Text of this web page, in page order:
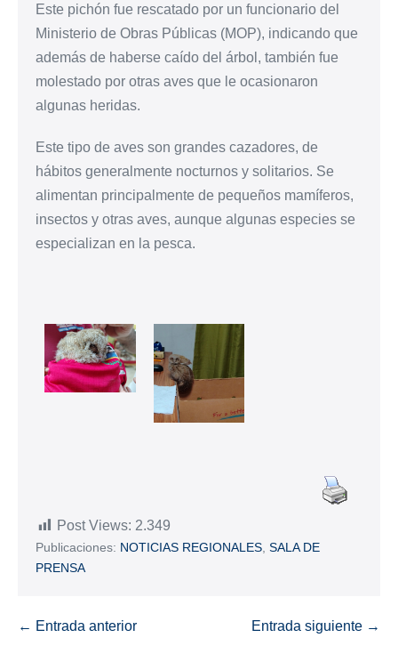
Este pichón fue rescatado por un funcionario del
Ministerio de Obras Públicas (MOP), indicando que
además de haberse caído del árbol, también fue
molestado por otras aves que le ocasionaron
algunas heridas.
Este tipo de aves son grandes cazadores, de
hábitos generalmente nocturnos y solitarios. Se
alimentan principalmente de pequeños mamíferos,
insectos y otras aves, aunque algunas especies se
especializan en la pesca.
Post Views: 2.349
Publicaciones: NOTICIAS REGIONALES, SALA DE
PRENSA
← Entrada anterior Entrada siguiente →